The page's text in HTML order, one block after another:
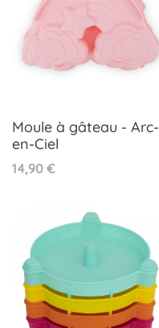
Moule à gâteau - Arc-
en-Ciel
Prix
14,90 €